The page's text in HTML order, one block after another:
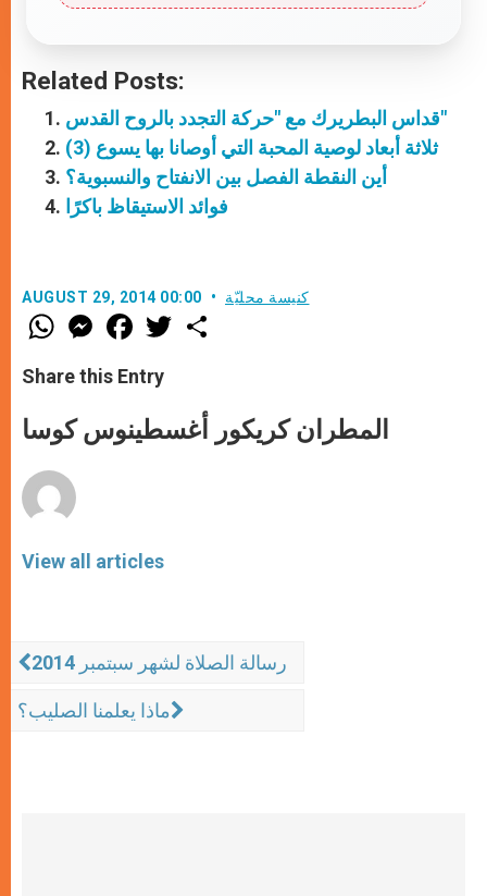
Related Posts:
قداس البطريرك مع "حركة التجدد بالروح القدس"
ثلاثة أبعاد لوصية المحبة التي أوصانا بها يسوع (3)
أين النقطة الفصل بين الانفتاح والنسبوية؟
فوائد الاستيقاظ باكرًا
AUGUST 29, 2014 00:00 كنيسة محليّة
W
h
t
s
p
p
M
e
s
e
e
F
a
e
b
o
k
w
Share this Entry
المطران كريكور أغسطينوس كوسا
View all articles
رسالة الصلاة لشهر سبتمبر 2014
ماذا يعلمنا الصليب؟